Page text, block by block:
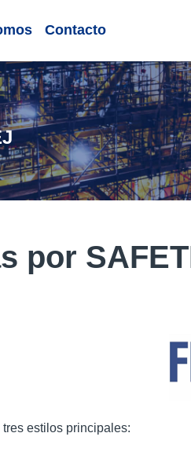
Contacto
por
tres estilos principales: